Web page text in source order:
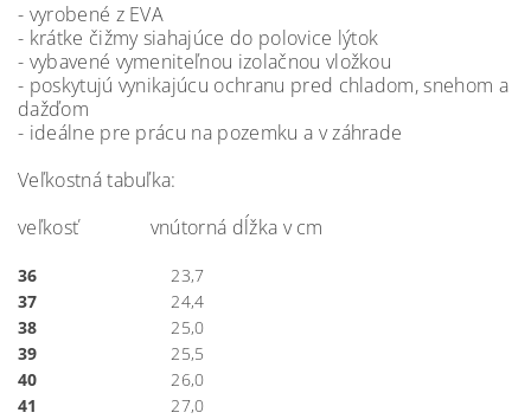
- vyrobené z EVA
- krátke čižmy siahajúce do polovice lýtok
- vybavené vymeniteľnou izolačnou vložkou
- poskytujú vynikajúcu ochranu pred chladom, snehom a
dažďom
- ideálne pre prácu na pozemku a v záhrade
Veľkostná tabuľka:
veľkosť vnútorná dĺžka v cm
36 23,7
37 24,4
38 25,0
39 25,5
40 26,0
41
27,0